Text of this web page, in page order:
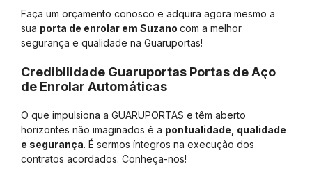
Faça um orçamento conosco e adquira agora mesmo a
sua porta de enrolar em Suzano com a melhor
segurança e qualidade na Guaruportas!
Credibilidade Guaruportas Portas de Aço
de Enrolar Automáticas
O que impulsiona a GUARUPORTAS e têm aberto
horizontes não imaginados é a pontualidade, qualidade
e segurança. É sermos íntegros na execução dos
contratos acordados. Conheça-nos!